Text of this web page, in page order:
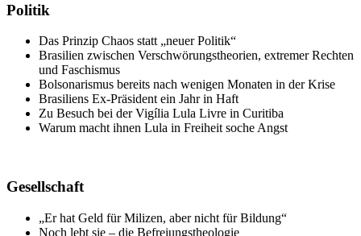
Politik
Das Prinzip Chaos statt „neuer Politik“
Brasilien zwischen Verschwörungstheorien, extremer Rechten
und Faschismus
Bolsonarismus bereits nach wenigen Monaten in der Krise
Brasiliens Ex-Präsident ein Jahr in Haft
Zu Besuch bei der Vigília Lula Livre in Curitiba
Warum macht ihnen Lula in Freiheit soche Angst
Gesellschaft
„Er hat Geld für Milizen, aber nicht für Bildung“
Noch lebt sie – die Befreiungstheologie